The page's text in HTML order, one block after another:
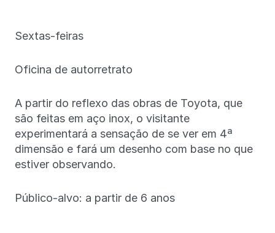
Sextas-feiras
Oficina de autorretrato
A partir do reflexo das obras de Toyota, que
são feitas em aço inox, o visitante
experimentará a sensação de se ver em 4ª
dimensão e fará um desenho com base no que
estiver observando.
Público-alvo: a partir de 6 anos